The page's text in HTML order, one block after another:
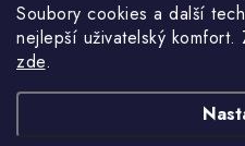
Soubory cookies a další
nejlepší uživatelský
zde.